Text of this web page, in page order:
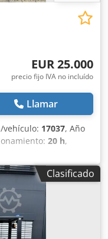
EUR 25.000
precio fijo IVA no incluído
Llamar
vehículo: 17037, Año
20 h,
de elevación:
de carga:500 mm,
mástil:triple, altura
la batería:
del neumático
trasero:
de serie: FBA47-
Clasificado